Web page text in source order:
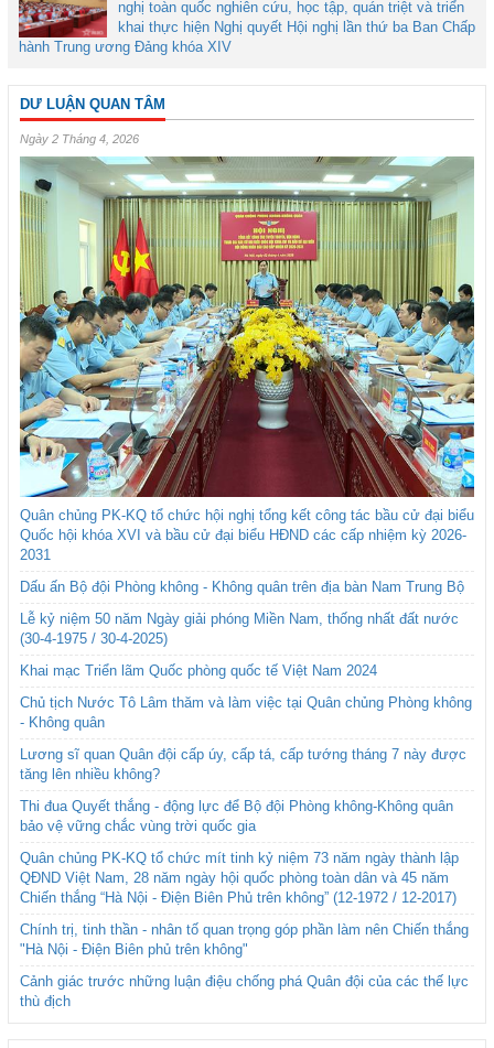
nghị toàn quốc nghiên cứu, học tập, quán triệt và triển
khai thực hiện Nghị quyết Hội nghị lần thứ ba Ban Chấp
hành Trung ương Đảng khóa XIV
DƯ LUẬN QUAN TÂM
Ngày 2 Tháng 4, 2026
Quân chủng PK-KQ tổ chức hội nghị tổng kết công tác bầu cử đại biểu
Quốc hội khóa XVI và bầu cử đại biểu HĐND các cấp nhiệm kỳ 2026-
2031
Dấu ấn Bộ đội Phòng không - Không quân trên địa bàn Nam Trung Bộ
Lễ kỷ niệm 50 năm Ngày giải phóng Miền Nam, thống nhất đất nước
(30-4-1975 / 30-4-2025)
Khai mạc Triển lãm Quốc phòng quốc tế Việt Nam 2024
Chủ tịch Nước Tô Lâm thăm và làm việc tại Quân chủng Phòng không
- Không quân
Lương sĩ quan Quân đội cấp úy, cấp tá, cấp tướng tháng 7 này được
tăng lên nhiều không?
Thi đua Quyết thắng - động lực để Bộ đội Phòng không-Không quân
bảo vệ vững chắc vùng trời quốc gia
Quân chủng PK-KQ tổ chức mít tinh kỷ niệm 73 năm ngày thành lập
QĐND Việt Nam, 28 năm ngày hội quốc phòng toàn dân và 45 năm
Chiến thắng “Hà Nội - Điện Biên Phủ trên không” (12-1972 / 12-2017)
Chính trị, tinh thần - nhân tố quan trọng góp phần làm nên Chiến thắng
"Hà Nội - Điện Biên phủ trên không"
Cảnh giác trước những luận điệu chống phá Quân đội của các thế lực
thù địch